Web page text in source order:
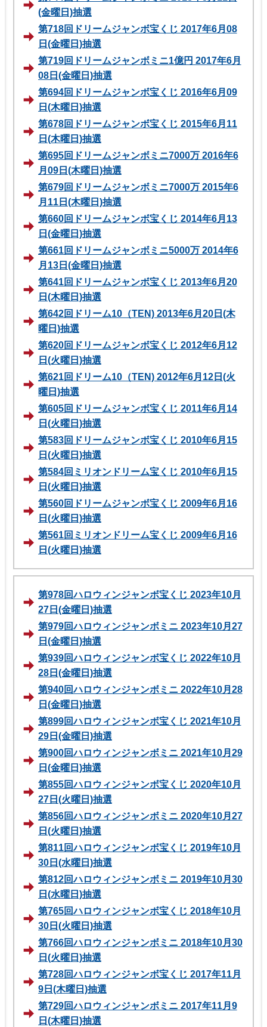
(金曜日)抽選
第718回ドリームジャンボ宝くじ 2017年6月08
日(金曜日)抽選
第719回ドリームジャンボミニ1億円 2017年6月
08日(金曜日)抽選
第694回ドリームジャンボ宝くじ 2016年6月09
日(木曜日)抽選
第678回ドリームジャンボ宝くじ 2015年6月11
日(木曜日)抽選
第695回ドリームジャンボミニ7000万 2016年6
月09日(木曜日)抽選
第679回ドリームジャンボミニ7000万 2015年6
月11日(木曜日)抽選
第660回ドリームジャンボ宝くじ 2014年6月13
日(金曜日)抽選
第661回ドリームジャンボミニ5000万 2014年6
月13日(金曜日)抽選
第641回ドリームジャンボ宝くじ 2013年6月20
日(木曜日)抽選
第642回ドリーム10（TEN) 2013年6月20日(木
曜日)抽選
第620回ドリームジャンボ宝くじ 2012年6月12
日(火曜日)抽選
第621回ドリーム10（TEN) 2012年6月12日(火
曜日)抽選
第605回ドリームジャンボ宝くじ 2011年6月14
日(火曜日)抽選
第583回ドリームジャンボ宝くじ 2010年6月15
日(火曜日)抽選
第584回ミリオンドリーム宝くじ 2010年6月15
日(火曜日)抽選
第560回ドリームジャンボ宝くじ 2009年6月16
日(火曜日)抽選
第561回ミリオンドリーム宝くじ 2009年6月16
日(火曜日)抽選
第978回ハロウィンジャンボ宝くじ 2023年10月
27日(金曜日)抽選
第979回ハロウィンジャンボミニ 2023年10月27
日(金曜日)抽選
第939回ハロウィンジャンボ宝くじ 2022年10月
28日(金曜日)抽選
第940回ハロウィンジャンボミニ 2022年10月28
日(金曜日)抽選
第899回ハロウィンジャンボ宝くじ 2021年10月
29日(金曜日)抽選
第900回ハロウィンジャンボミニ 2021年10月29
日(金曜日)抽選
第855回ハロウィンジャンボ宝くじ 2020年10月
27日(火曜日)抽選
第856回ハロウィンジャンボミニ 2020年10月27
日(火曜日)抽選
第811回ハロウィンジャンボ宝くじ 2019年10月
30日(水曜日)抽選
第812回ハロウィンジャンボミニ 2019年10月30
日(水曜日)抽選
第765回ハロウィンジャンボ宝くじ 2018年10月
30日(火曜日)抽選
第766回ハロウィンジャンボミニ 2018年10月30
日(火曜日)抽選
第728回ハロウィンジャンボ宝くじ 2017年11月
9日(木曜日)抽選
第729回ハロウィンジャンボミニ 2017年11月9
日(木曜日)抽選